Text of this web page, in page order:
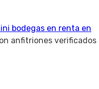
bodegas en renta en
anfitriones verificados